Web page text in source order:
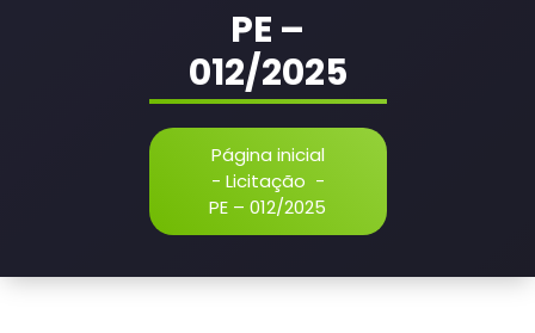
PE –
012/2025
Página inicial
- Licitação -
PE – 012/2025